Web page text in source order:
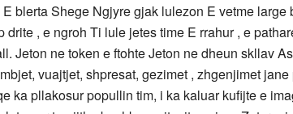
blerta Shege Ngjyre gjak lulezon E vetme
drite , e ngroh Ti lule jetes time E rrahur , e
Jeton ne token e ftohte Jeton ne dheun skllav
vuajtjet, shpresat, gezimet , zhgenjimet
ka pllakosur popullin tim, i ka kaluar kufijte e